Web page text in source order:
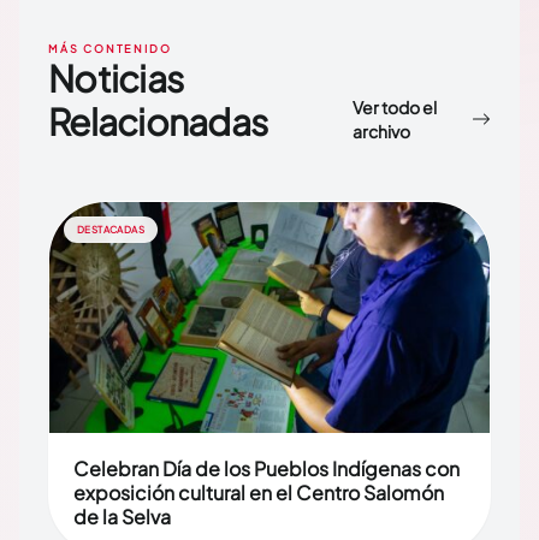
MÁS CONTENIDO
Noticias
Relacionadas
Ver todo el
archivo
DESTACADAS
Celebran Día de los Pueblos Indígenas con
exposición cultural en el Centro Salomón
de la Selva